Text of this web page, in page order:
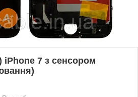
7 з сенсором